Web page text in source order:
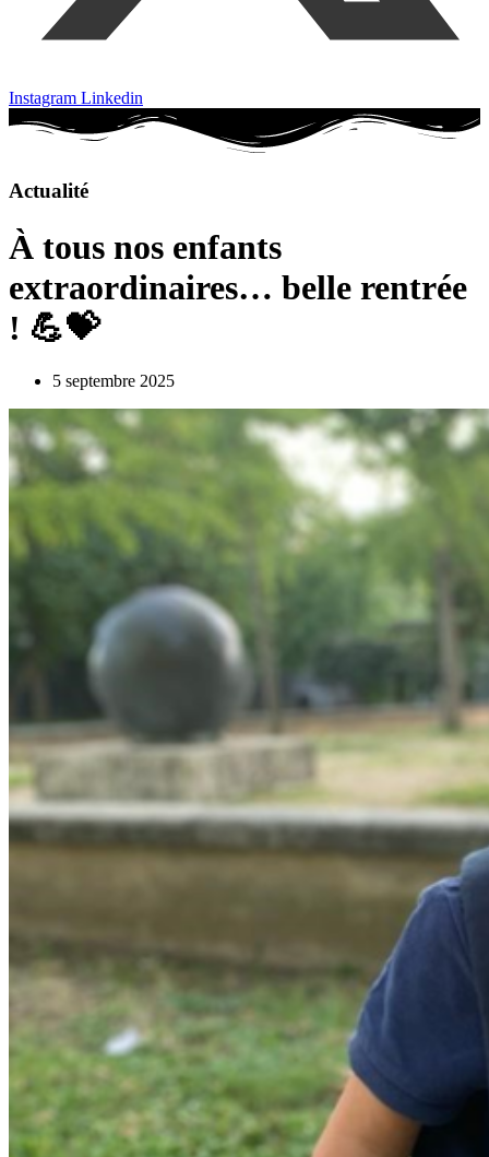
Instagram Linkedin
Actualité
À tous nos enfants
extraordinaires… belle rentrée
! 💪💝
5 septembre 2025